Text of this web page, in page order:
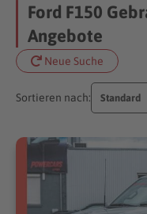
Ford F150
Angebote
Neue Suche
Sortieren nach: Standard